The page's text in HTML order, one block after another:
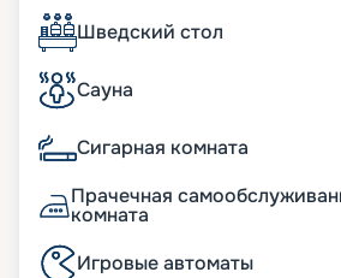
расписание туров, маршруты на
схема размещения и описание
путевки, фото интерьеров. Если
вопросы, опытные консультанты
бронирования позвонит вам
Шведский стол
Сауна
Сигарная комната
Прачечная
комната
Игровые автоматы